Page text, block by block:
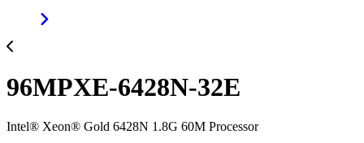
96MPXE-6428N-32E
Intel® Xeon® Gold 6428N 1.8G 60M Processor